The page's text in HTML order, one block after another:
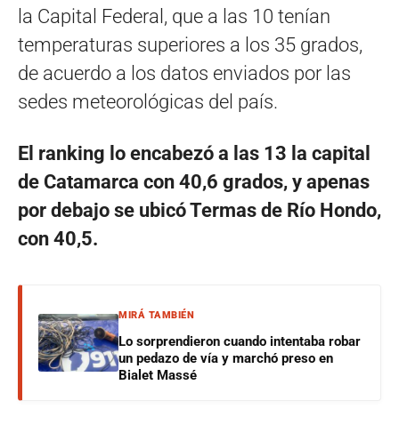
la Capital Federal, que a las 10 tenían
temperaturas superiores a los 35 grados,
de acuerdo a los datos enviados por las
sedes meteorológicas del país.
El ranking lo encabezó a las 13 la capital
de Catamarca con 40,6 grados, y apenas
por debajo se ubicó Termas de Río Hondo,
con 40,5.
MIRÁ TAMBIÉN
Lo sorprendieron cuando intentaba robar
un pedazo de vía y marchó preso en
Bialet Massé